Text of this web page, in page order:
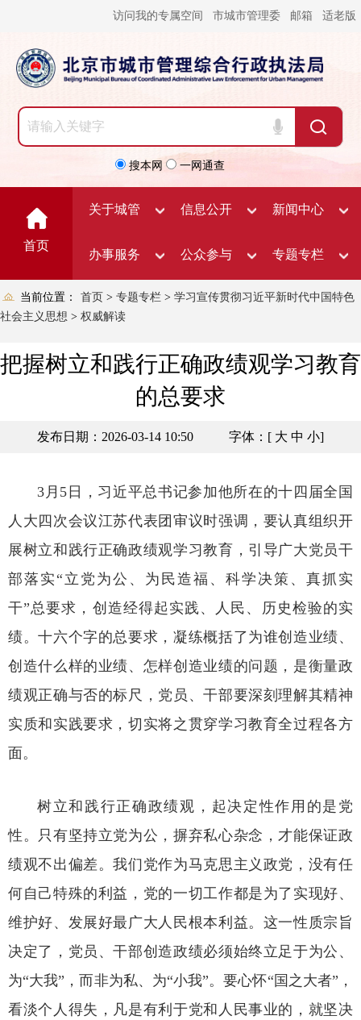
访问我的专属空间 市城市管理委 邮箱 适老版
搜本网 一网通查
首页
关于城管 信息公开 新闻中心
办事服务 公众参与 专题专栏
当前位置： 首页 > 专题专栏 > 学习宣传贯彻习近平新时代中国特色
社会主义思想 > 权威解读
把握树立和践行正确政绩观学习教育
的总要求
发布日期：2026-03-14 10:50 字体：[ 大 中 小]
3月5日，习近平总书记参加他所在的十四届全国
人大四次会议江苏代表团审议时强调，要认真组织开
展树立和践行正确政绩观学习教育，引导广大党员干
部落实“立党为公、为民造福、科学决策、真抓实
干”总要求，创造经得起实践、人民、历史检验的实
绩。十六个字的总要求，凝练概括了为谁创造业绩、
创造什么样的业绩、怎样创造业绩的问题，是衡量政
绩观正确与否的标尺，党员、干部要深刻理解其精神
实质和实践要求，切实将之贯穿学习教育全过程各方
面。
树立和践行正确政绩观，起决定性作用的是党
性。只有坚持立党为公，摒弃私心杂念，才能保证政
绩观不出偏差。我们党作为马克思主义政党，没有任
何自己特殊的利益，党的一切工作都是为了实现好、
维护好、发展好最广大人民根本利益。这一性质宗旨
决定了，党员、干部创造政绩必须始终立足于为公、
为“大我”，而非为私、为“小我”。要心怀“国之大者”，
看淡个人得失，凡是有利于党和人民事业的，就坚决